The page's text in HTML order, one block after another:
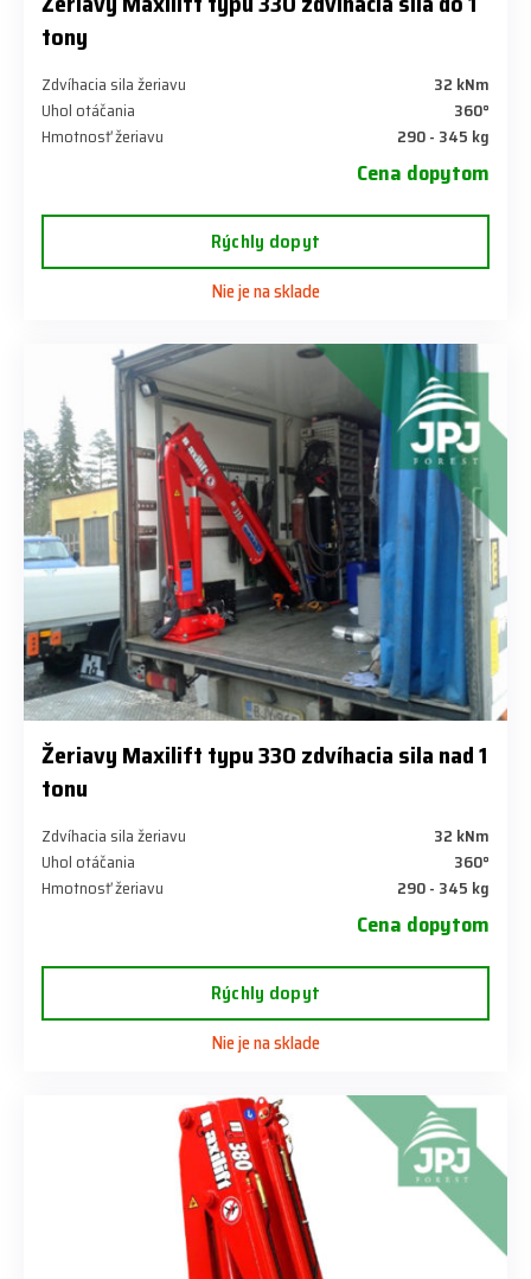
tony
Zdvíhacia sila žeriavu
32 kNm
Uhol otáčania
360°
Hmotnosť žeriavu
290 - 345 kg
Cena dopytom
Rýchly dopyt
Nie je na sklade
Žeriavy Maxilift typu 330 zdvíhacia sila nad 1
tonu
Zdvíhacia sila žeriavu
32 kNm
Uhol otáčania
360°
Hmotnosť žeriavu
290 - 345 kg
Cena dopytom
Rýchly dopyt
Nie je na sklade